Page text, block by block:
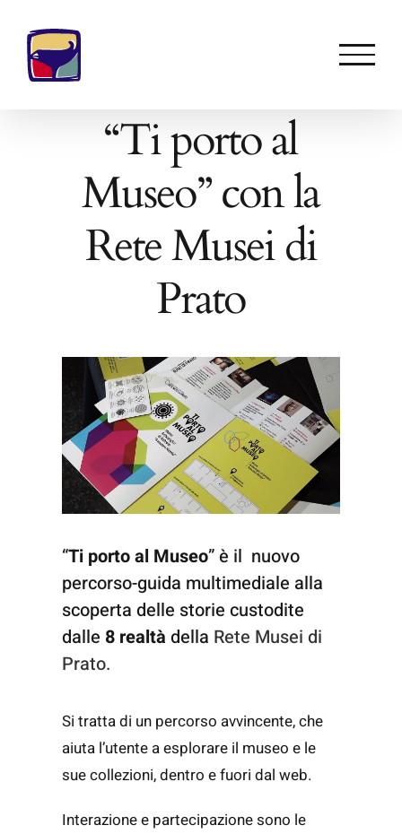
contenuto
“Ti porto al
Museo” con la
Rete Musei di
Prato
“Ti porto al Museo” è il nuovo
percorso-guida multimediale alla
scoperta delle storie custodite
dalle 8 realtà della Rete Musei di
Prato.
Si tratta di un percorso avvincente, che
aiuta l’utente a esplorare il museo e le
sue collezioni, dentro e fuori dal web.
Interazione e partecipazione sono le